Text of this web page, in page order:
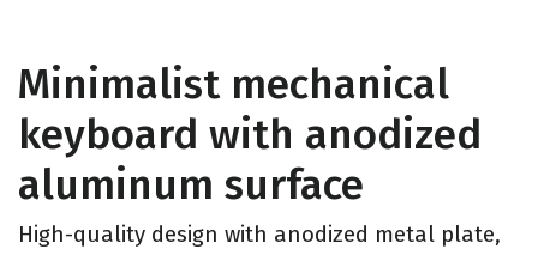
Minimalist mechanical
keyboard with anodized
aluminum surface
High-quality design with anodized metal plate,